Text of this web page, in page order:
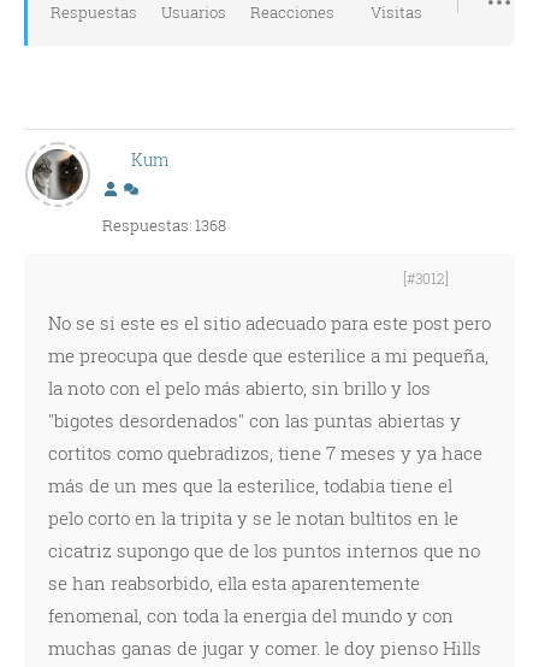
Respuestas Usuarios Reacciones Visitas
Kum
Respuestas: 1368
[#3012]
No se si este es el sitio adecuado para este post pero
me preocupa que desde que esterilice a mi pequeña,
la noto con el pelo más abierto, sin brillo y los
"bigotes desordenados" con las puntas abiertas y
cortitos como quebradizos, tiene 7 meses y ya hace
más de un mes que la esterilice, todabia tiene el
pelo corto en la tripita y se le notan bultitos en le
cicatriz supongo que de los puntos internos que no
se han reabsorbido, ella esta aparentemente
fenomenal, con toda la energia del mundo y con
muchas ganas de jugar y comer. le doy pienso Hills